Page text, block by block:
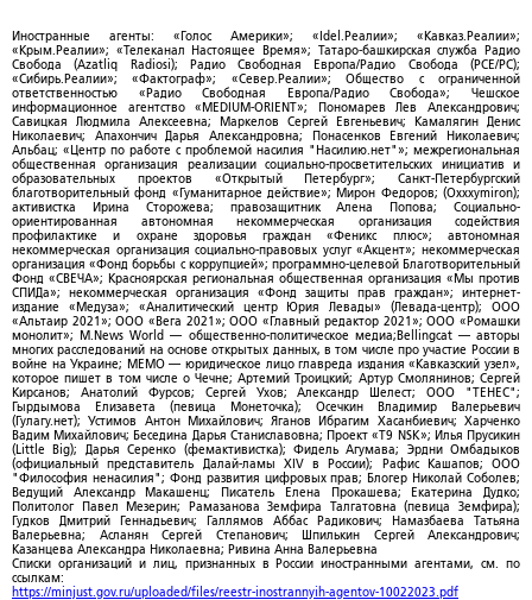
Иностранные агенты: «Голос Америки»; «Idel.Реалии»; «Кавказ.Реалии»;
«Крым.Реалии»; «Телеканал Настоящее Время»; Татаро-башкирская служба Радио
Свобода (Azatliq Radiosi); Радио Свободная Европа/Радио Свобода (PCE/PC);
«Сибирь.Реалии»; «Фактограф»; «Север.Реалии»; Общество с ограниченной
ответственностью «Радио Свободная Европа/Радио Свобода»; Чешское
информационное агентство «MEDIUM-ORIENT»; Пономарев Лев Александрович;
Савицкая Людмила Алексеевна; Маркелов Сергей Евгеньевич; Камалягин Денис
Николаевич; Апахончич Дарья Александровна; Понасенков Евгений Николаевич;
Альбац; «Центр по работе с проблемой насилия "Насилию.нет"»; межрегиональная
общественная организация реализации социально-просветительских инициатив и
образовательных проектов «Открытый Петербург»; Санкт-Петербургский
благотворительный фонд «Гуманитарное действие»; Мирон Федоров; (Oxxxymiron);
активистка Ирина Сторожева; правозащитник Алена Попова; Социально-
ориентированная автономная некоммерческая организация содействия
профилактике и охране здоровья граждан «Феникс плюс»; автономная
некоммерческая организация социально-правовых услуг «Акцент»; некоммерческая
организация «Фонд борьбы с коррупцией»; программно-целевой Благотворительный
Фонд «СВЕЧА»; Красноярская региональная общественная организация «Мы против
СПИДа»; некоммерческая организация «Фонд защиты прав граждан»; интернет-
издание «Медуза»; «Аналитический центр Юрия Левады» (Левада-центр); ООО
«Альтаир 2021»; ООО «Вега 2021»; ООО «Главный редактор 2021»; ООО «Ромашки
монолит»; M.News World — общественно-политическое медиа;Bellingcat — авторы
многих расследований на основе открытых данных, в том числе про участие России в
войне на Украине; МЕМО — юридическое лицо главреда издания «Кавказский узел»,
которое пишет в том числе о Чечне; Артемий Троицкий; Артур Смолянинов; Сергей
Кирсанов; Анатолий Фурсов; Сергей Ухов; Александр Шелест; ООО "ТЕНЕС";
Гырдымова Елизавета (певица Монеточка); Осечкин Владимир Валерьевич
(Гулагу.нет); Устимов Антон Михайлович; Яганов Ибрагим Хасанбиевич; Харченко
Вадим Михайлович; Беседина Дарья Станиславовна; Проект «T9 NSK»; Илья Прусикин
(Little Big); Дарья Серенко (фемактивистка); Фидель Агумава; Эрдни Омбадыков
(официальный представитель Далай-ламы XIV в России); Рафис Кашапов; ООО
"Философия ненасилия"; Фонд развития цифровых прав; Блогер Николай Соболев;
Ведущий Александр Макашенц; Писатель Елена Прокашева; Екатерина Дудко;
Политолог Павел Мезерин; Рамазанова Земфира Талгатовна (певица Земфира);
Гудков Дмитрий Геннадьевич; Галлямов Аббас Радикович; Намазбаева Татьяна
Валерьевна; Асланян Сергей Степанович; Шпилькин Сергей Александрович;
Казанцева Александра Николаевна; Ривина Анна Валерьевна
Списки организаций и лиц, признанных в России иностранными агентами, см. по
ссылкам:
https://minjust.gov.ru/uploaded/files/reestr-inostrannyih-agentov-10022023.pdf